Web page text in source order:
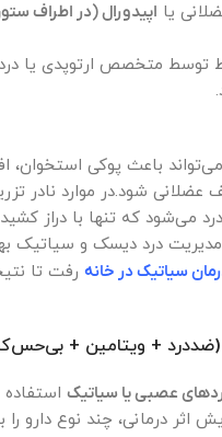
یا اپیدورال (در اطراف
توسط متخصص ارتوپدی یا
باعث پوکی استخوان،
شود.در موارد نادر
می‌شود که تنها با دراز
مدیریت درد دیسک و سیاتیک
سیاتیک در خانه رفت تا
عصبی یا سیاتیک
اثر درمانی، چند نوع دارو